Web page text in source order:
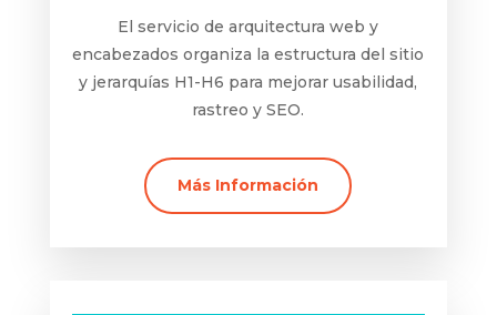
El servicio de arquitectura web y
encabezados organiza la estructura del sitio
y jerarquías H1-H6 para mejorar usabilidad,
rastreo y SEO.
Más Información